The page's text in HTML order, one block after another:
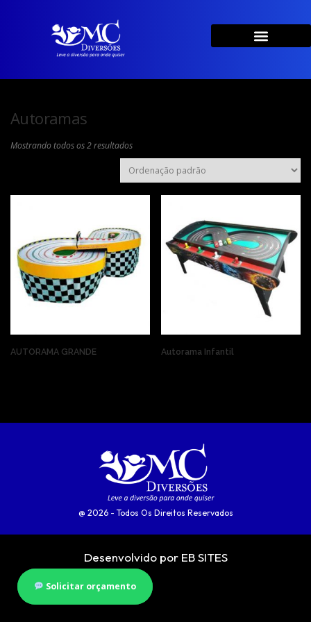
Solicitar orçamento
Solicitar orçamento
Autoramas
Mostrando todos os 2 resultados
AUTORAMA GRANDE Autorama Infantil
@ 2026 - Todos Os Direitos Reservados
Desenvolvido por EB SITES